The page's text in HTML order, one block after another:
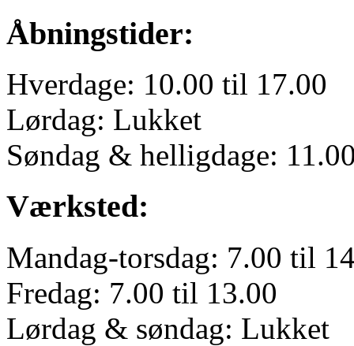
Åbningstider:
Hverdage: 10.00 til 17.00
Lørdag: Lukket
Søndag & helligdage:
Værksted:
Mandag-torsdag: 7.00 til
Fredag: 7.00 til 13.00
Lørdag & søndag: Lukket